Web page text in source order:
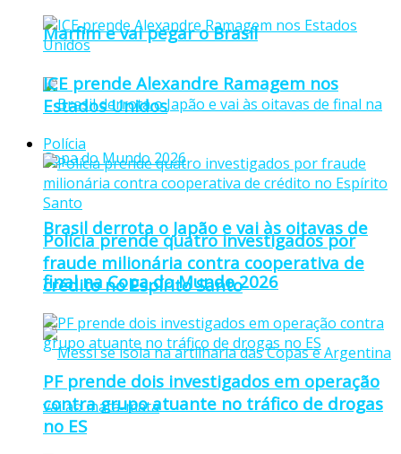
Marfim e vai pegar o Brasil
Brasil derrota o Japão e vai às oitavas de
final na Copa do Mundo 2026
ICE prende Alexandre Ramagem nos
Estados Unidos
Polícia
Polícia prende quatro investigados por
fraude milionária contra cooperativa de
crédito no Espírito Santo
PF prende dois investigados em operação
contra grupo atuante no tráfico de drogas
no ES